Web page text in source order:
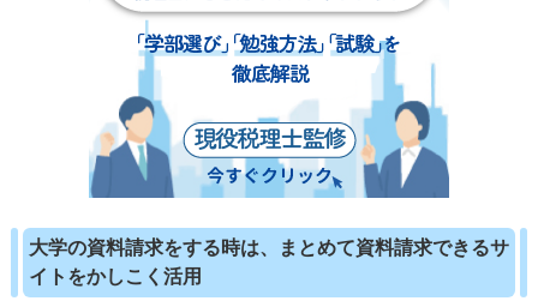
大学の資料請求をする時は、まとめて資料請求できるサ
イトをかしこく活用